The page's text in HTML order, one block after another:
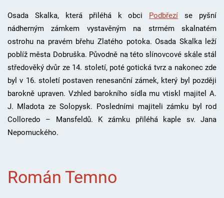
Osada Skalka, která přiléhá k obci Podbřezí se pyšní
nádherným zámkem vystavěným na strmém skalnatém
ostrohu na pravém břehu Zlatého potoka. Osada Skalka leží
poblíž města Dobruška. Původně na této slínovcové skále stál
středověký dvůr ze 14. století, poté gotická tvrz a nakonec zde
byl v 16. století postaven renesanční zámek, který byl později
barokně upraven. Vzhled barokního sídla mu vtiskl majitel A.
J. Mladota ze Solopysk. Posledními majiteli zámku byl rod
Colloredo – Mansfeldů. K zámku přiléhá kaple sv. Jana
Nepomuckého.
Román Temno